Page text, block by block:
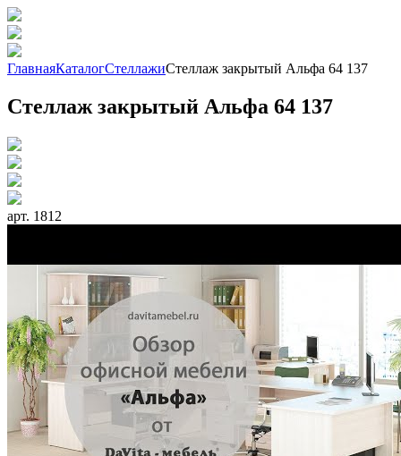
ГлавнаяКаталогСтеллажиСтеллаж закрытый Альфа 64 137
Стеллаж закрытый Альфа 64 137
арт. 1812